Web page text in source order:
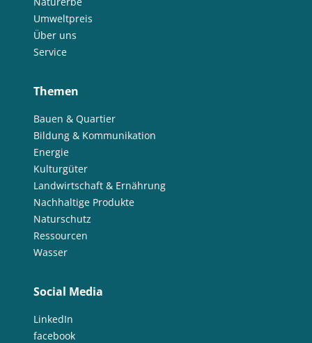
Umweltpreis
Über uns
Service
Themen
Bauen & Quartier
Bildung & Kommunikation
Energie
Kulturgüter
Landwirtschaft & Ernährung
Nachhaltige Produkte
Naturschutz
Ressourcen
Wasser
Social Media
LinkedIn
facebook